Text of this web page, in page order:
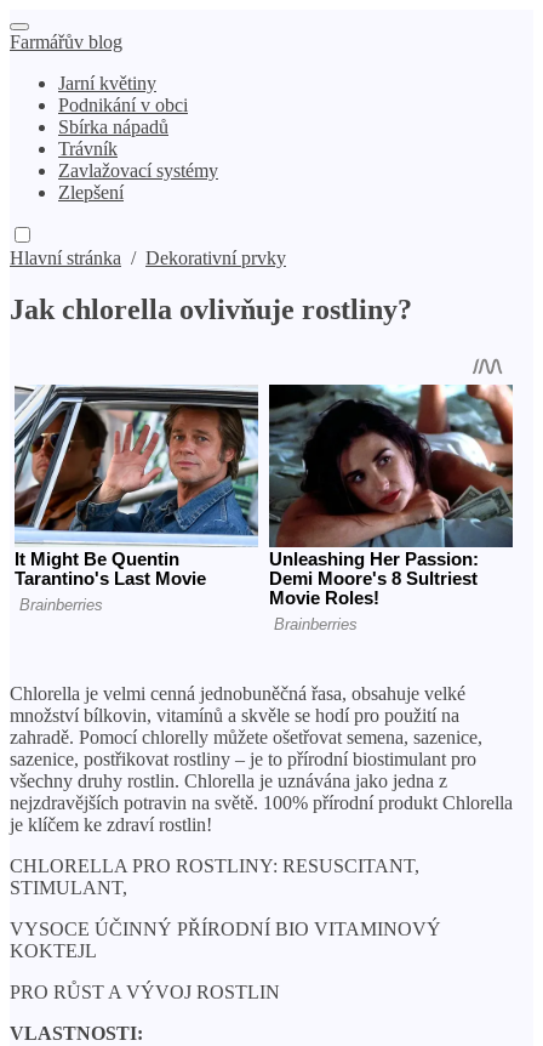
Farmářův blog
Jarní květiny
Podnikání v obci
Sbírka nápadů
Trávník
Zavlažovací systémy
Zlepšení
Hlavní stránka / Dekorativní prvky
Jak chlorella ovlivňuje rostliny?
Chlorella je velmi cenná jednobuněčná řasa, obsahuje velké
množství bílkovin, vitamínů a skvěle se hodí pro použití na
zahradě. Pomocí chlorelly můžete ošetřovat semena, sazenice,
sazenice, postřikovat rostliny – je to přírodní biostimulant pro
všechny druhy rostlin. Chlorella je uznávána jako jedna z
nejzdravějších potravin na světě. 100% přírodní produkt Chlorella
je klíčem ke zdraví rostlin!
CHLORELLA PRO ROSTLINY: RESUSCITANT,
STIMULANT,
VYSOCE ÚČINNÝ PŘÍRODNÍ BIO VITAMINOVÝ
KOKTEJL
PRO RŮST A VÝVOJ ROSTLIN
VLASTNOSTI: